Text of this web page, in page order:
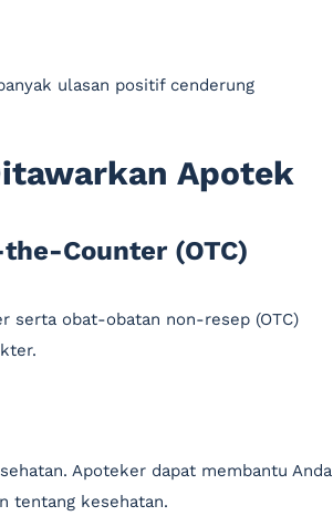
ulasan positif cenderung
Apotek
Counter (OTC)
serta obat-obatan non-resep (OTC)
Apoteker dapat membantu Anda
tentang kesehatan.